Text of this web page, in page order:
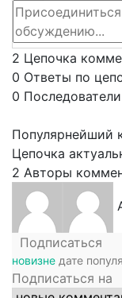
2 Цепочка
0 Ответы по
0 Последователи
Популярнейший
Цепочка
2 Авторы
Подписаться
новизне дате
Подписаться на